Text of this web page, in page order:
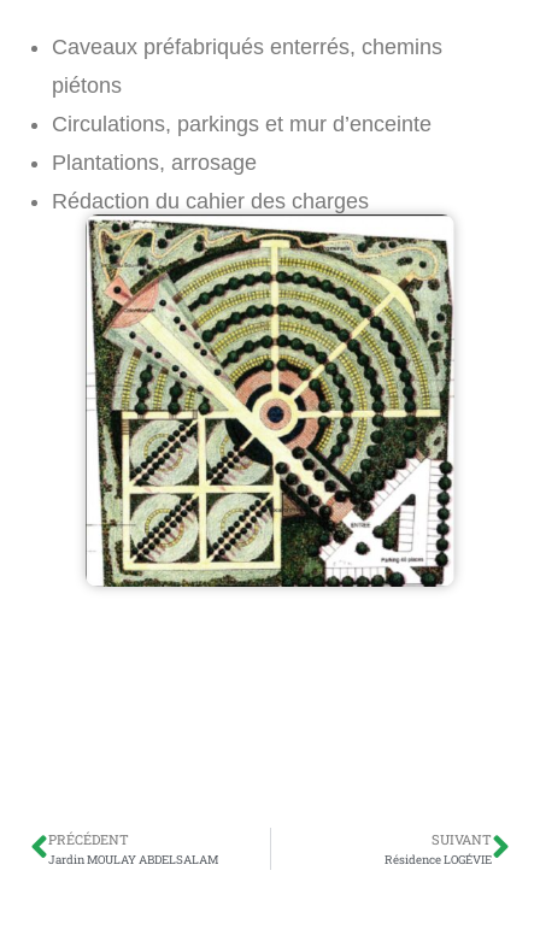
Caveaux préfabriqués enterrés, chemins
piétons
Circulations, parkings et mur d’enceinte
Plantations, arrosage
Rédaction du cahier des charges
PRÉCÉDENT
Jardin MOULAY ABDELSALAM
SUIVANT
Résidence LOGÉVIE